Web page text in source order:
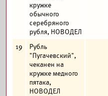
кружке
обычного
серебряного
рубля, НОВОДЕЛ
19
Рубль
"Пугачевский",
чеканен на
кружке медного
пятака,
НОВОДЕЛ